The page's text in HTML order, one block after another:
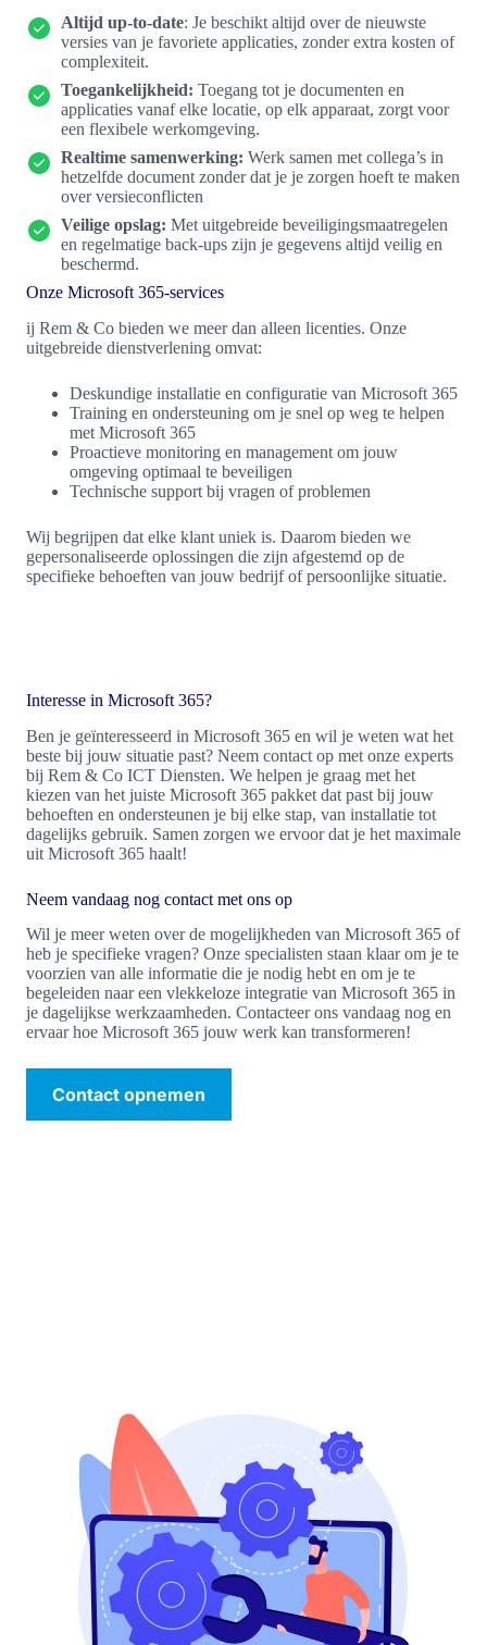
Altijd up-to-date: Je beschikt altijd over de nieuwste
versies van je favoriete applicaties, zonder extra kosten of
complexiteit.
Toegankelijkheid: Toegang tot je documenten en
applicaties vanaf elke locatie, op elk apparaat, zorgt voor
een flexibele werkomgeving.
Realtime samenwerking: Werk samen met collega’s in
hetzelfde document zonder dat je je zorgen hoeft te maken
over versieconflicten
Veilige opslag: Met uitgebreide beveiligingsmaatregelen
en regelmatige back-ups zijn je gegevens altijd veilig en
beschermd.
Onze Microsoft 365-services
ij Rem & Co bieden we meer dan alleen licenties. Onze
uitgebreide dienstverlening omvat:
Deskundige installatie en configuratie van Microsoft 365
Training en ondersteuning om je snel op weg te helpen
met Microsoft 365
Proactieve monitoring en management om jouw
omgeving optimaal te beveiligen
Technische support bij vragen of problemen
Wij begrijpen dat elke klant uniek is. Daarom bieden we
gepersonaliseerde oplossingen die zijn afgestemd op de
specifieke behoeften van jouw bedrijf of persoonlijke situatie.
Interesse in Microsoft 365?
Ben je geïnteresseerd in Microsoft 365 en wil je weten wat het
beste bij jouw situatie past? Neem contact op met onze experts
bij Rem & Co ICT Diensten. We helpen je graag met het
kiezen van het juiste Microsoft 365 pakket dat past bij jouw
behoeften en ondersteunen je bij elke stap, van installatie tot
dagelijks gebruik. Samen zorgen we ervoor dat je het maximale
uit Microsoft 365 haalt!
Neem vandaag nog contact met ons op
Wil je meer weten over de mogelijkheden van Microsoft 365 of
heb je specifieke vragen? Onze specialisten staan klaar om je te
voorzien van alle informatie die je nodig hebt en om je te
begeleiden naar een vlekkeloze integratie van Microsoft 365 in
je dagelijkse werkzaamheden. Contacteer ons vandaag nog en
ervaar hoe Microsoft 365 jouw werk kan transformeren!
Contact opnemen